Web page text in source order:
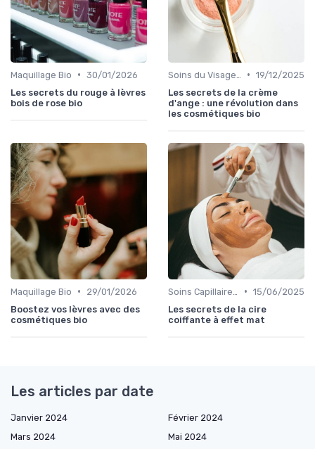
Maquillage Bio • 30/01/2026
Les secrets du rouge à lèvres
bois de rose bio
• 19/12/2025
Les secrets de la crème
d'ange : une révolution dans
les cosmétiques bio
Maquillage Bio •
29/01/2026
Boostez vos lèvres avec des
cosmétiques bio
• 15/06/2025
Les secrets de la cire
coiffante à effet mat
Les articles par date
Janvier 2024
Février 2024
Mars 2024
Mai 2024